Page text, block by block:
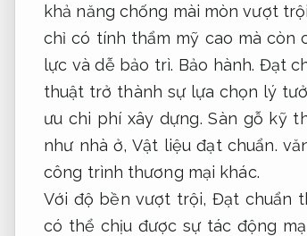
khả năng chống mài mòn vượt
chỉ có tính thẩm mỹ cao mà còn
lực và dễ bảo trì. Bảo hành. Đạt
thuật trở thành sự lựa chọn lý
ưu chi phí xây dựng. Sàn gỗ kỹ
như nhà ở, Vật liệu đạt chuẩn.
công trình thương mại khác.
Với độ bền vượt trội, Đạt chuẩn
có thể chịu được sự tác động